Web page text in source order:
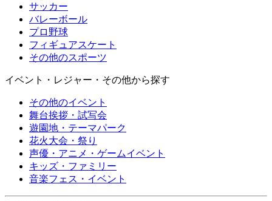
サッカー
バレーボール
プロ野球
フィギュアスケート
その他のスポーツ
イベント・レジャー・その他から探す
その他のイベント
舞台挨拶・試写会
遊園地・テーマパーク
花火大会・祭り
声優・アニメ・ゲームイベント
キッズ・ファミリー
音楽フェス・イベント